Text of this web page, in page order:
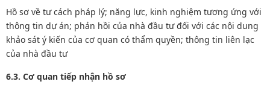
Hồ sơ về tư cách pháp lý; năng lực, kinh nghiệm tương ứng với
thông tin dự án; phản hồi của nhà đầu tư đối với các nội dung
khảo sát ý kiến của cơ quan có thẩm quyền; thông tin liên lạc
của nhà đầu tư
6.3. Cơ quan tiếp nhận hồ sơ